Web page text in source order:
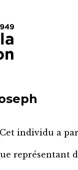
Cet individu a
représentant